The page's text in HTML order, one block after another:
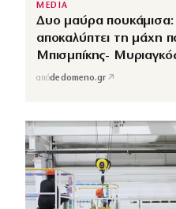
MEDIA
Δυο μαύρα πουκάμισα:
αποκαλύπτει τη μάχη
Μπισμπίκης-
απόdedomeno.gr ↗